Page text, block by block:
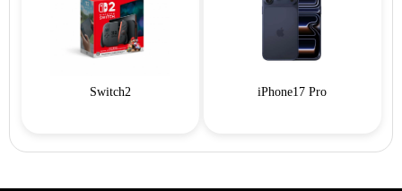
Switch2 iPhone17 Pro